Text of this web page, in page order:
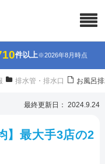
件以上※2026年8月時点
排水管・排水口 お風呂
最終更新日： 2024.9.24
】最大手3店の2